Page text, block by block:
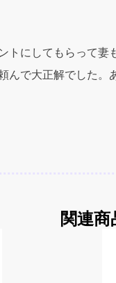
トにしてもらって妻
んで大正解でした。
関連商